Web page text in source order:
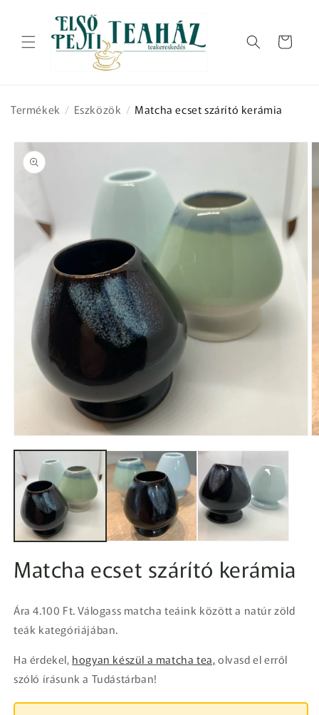
tartalomhoz
Kosár
Termékek / Eszközök / Matcha ecset szárító kerámia
Kihagyás, és
ugrás a
termékadatokra
médiafájl
megnyitása
modális
párbeszédpanelen
Matcha ecset szárító kerámia
Ára 4.100 Ft. Válogass matcha teáink között a natúr zöld
teák kategóriájában.
Ha érdekel, hogyan készül a matcha tea,olvasd el erről
szóló írásunk a Tudástárban!